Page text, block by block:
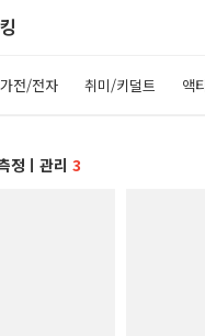
가전/전자 취미/키덜트 액
정ㅣ관리 3